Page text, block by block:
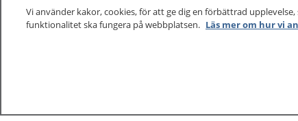
Vi använder kakor, cookies, för att ge dig en förbättrad
funktionalitet ska fungera på webbplatsen. Läs mer om hur vi